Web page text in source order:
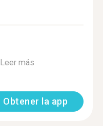
Leer más
Obtener la app